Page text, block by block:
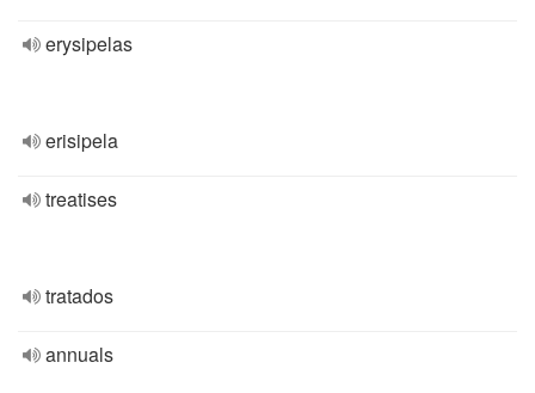
erysipelas
erisipela
treatises
tratados
annuals